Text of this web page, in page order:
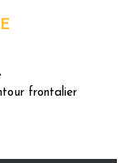
frontalier